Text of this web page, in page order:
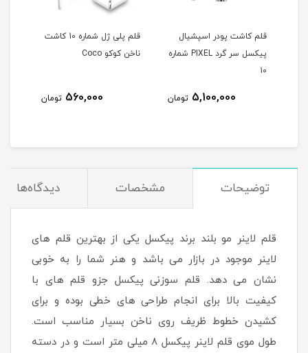
قلم کاشت پودر اسپشيال
پیکسل سر گرد PIXEL شماره
10
5,100,000 تومان
قلم پلی ژل شماره 10 کاشت
ناخن کوکو Coco
560,000 تومان
توضیحات مشخصات دیدگاه‌ها
قلم لاینر مو بلند برند پیکسل یکی از بهترین قلم های
لاینر موجود در بازار می باشد و هنر شما را به خوبی
نشان می دهد. قلم سوزنی پیکسل جزو قلم های با
کیفیت بالا برای انجام طراحی های خطی بوده و برای
کشیدن خطوط ظریف روی ناخن بسیار مناسب است.
طول موی قلم لاینر پیکسل 8 میلی متر است و در دسته